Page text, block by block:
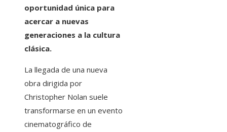
oportunidad única para
acercar a nuevas
generaciones a la cultura
clásica.
La llegada de una nueva
obra dirigida por
Christopher Nolan suele
transformarse en un evento
cinematográfico de